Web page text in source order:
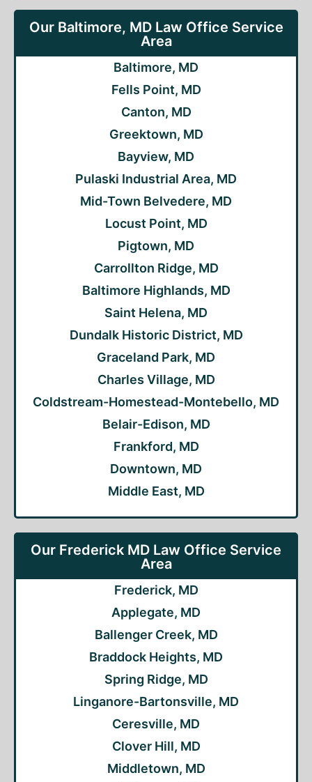
Our Baltimore, MD Law Office Service
Area
Baltimore, MD
Fells Point, MD
Canton, MD
Greektown, MD
Bayview, MD
Pulaski Industrial Area, MD
Mid-Town Belvedere, MD
Locust Point, MD
Pigtown, MD
Carrollton Ridge, MD
Baltimore Highlands, MD
Saint Helena, MD
Dundalk Historic District, MD
Graceland Park, MD
Charles Village, MD
Coldstream-Homestead-Montebello, MD
Belair-Edison, MD
Frankford, MD
Downtown, MD
Middle East, MD
Our Frederick MD Law Office Service
Area
Frederick, MD
Applegate, MD
Ballenger Creek, MD
Braddock Heights, MD
Spring Ridge, MD
Linganore-Bartonsville, MD
Ceresville, MD
Clover Hill, MD
Middletown, MD